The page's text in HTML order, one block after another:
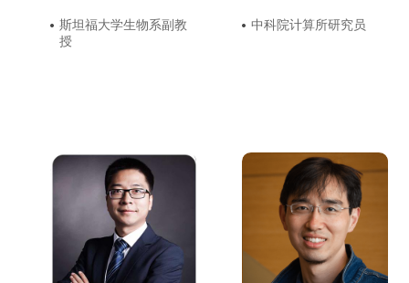
斯坦福大学生物系副教
授
中科院计算所研究员